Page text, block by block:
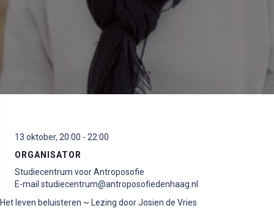
13 oktober, 20:00 - 22:00
ORGANISATOR
Studiecentrum voor Antroposofie
E-mail studiecentrum@antroposofiedenhaag.nl
Het leven beluisteren ~ Lezing door Josien de Vries